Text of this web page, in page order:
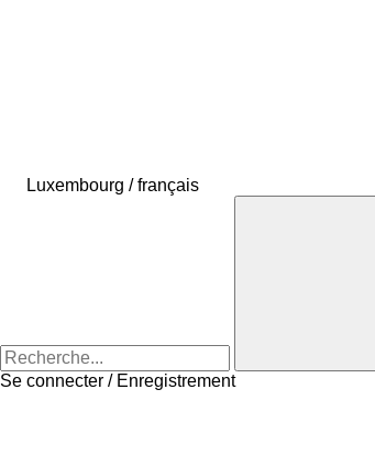
Luxembourg / français
Se connecter / Enregistrement